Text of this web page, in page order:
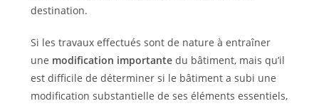
destination.
Si les travaux effectués sont de nature à entraîner
une modification importantedu bâtiment, mais qu’il
est difficile de déterminer si le bâtiment a subi une
modification substantielle de ses éléments essentiels,